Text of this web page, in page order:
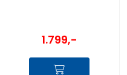
1.799,-